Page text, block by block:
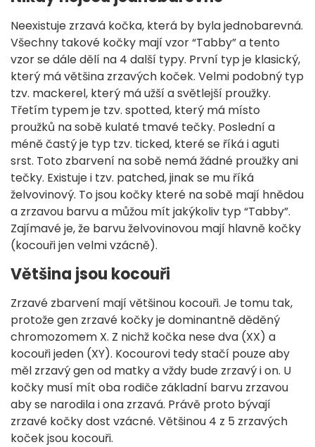
Neexistuje zrzavá kočka, která by byla jednobarevná.
Všechny takové kočky mají vzor “Tabby” a tento
vzor se dále dělí na 4 další typy. První typ je klasický,
který má většina zrzavých koček. Velmi podobný typ
tzv. mackerel, který má užší a světlejší proužky.
Třetím typem je tzv. spotted, který má místo
proužků na sobě kulaté tmavé tečky. Poslední a
méně častý je typ tzv. ticked, které se říká i aguti
srst. Toto zbarvení na sobě nemá žádné proužky ani
tečky. Existuje i tzv. patched, jinak se mu říká
želvovinový. To jsou kočky které na sobě mají hnědou
a zrzavou barvu a můžou mít jakýkoliv typ “Tabby”.
Zajímavé je, že barvu želvovinovou mají hlavně kočky
(kocouři jen velmi vzácně).
Většina jsou kocouři
Zrzavé zbarvení mají většinou kocouři. Je tomu tak,
protože gen zrzavé kočky je dominantně děděný
chromozomem X. Z nichž kočka nese dva (XX) a
kocouři jeden (XY). Kocourovi tedy stačí pouze aby
měl zrzavý gen od matky a vždy bude zrzavý i on. U
kočky musí mít oba rodiče základní barvu zrzavou
aby se narodila i ona zrzavá. Právě proto bývají
zrzavé kočky dost vzácné. Většinou 4 z 5 zrzavých
koček jsou kocouři.